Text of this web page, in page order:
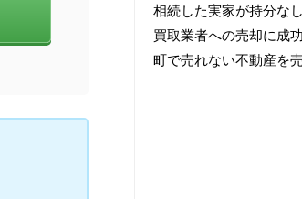
相続した実家が持分な
買取業者への売却に成
町で売れない不動産を